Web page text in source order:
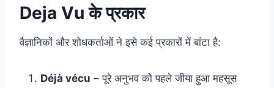
Deja Vu के प्रकार
वैज्ञानिकों और शोधकर्ताओं ने इसे कई प्रकारों में बांटा है:
Déjà vécu – पूरे अनुभव को पहले जीया हुआ महसूस